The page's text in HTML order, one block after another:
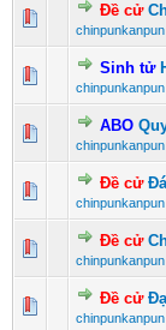
Đề cử
chinpunkanpun
0
Sinh tử
chinpunkanpun
0
ABO
chinpunkanpun
0
Đề cử
chinpunkanpun
0
Đề cử
chinpunkanpun
0
Đề cử
chinpunkanpun
0